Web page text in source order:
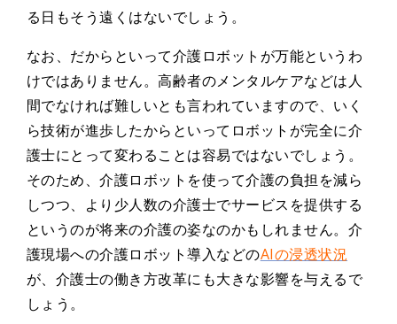
る日もそう遠くはないでしょう。
なお、だからといって介護ロボットが万能というわ
けではありません。高齢者のメンタルケアなどは人
間でなければ難しいとも言われていますので、いく
ら技術が進歩したからといってロボットが完全に介
護士にとって変わることは容易ではないでしょう。
そのため、介護ロボットを使って介護の負担を減ら
しつつ、より少人数の介護士でサービスを提供する
というのが将来の介護の姿なのかもしれません。介
護現場への介護ロボット導入などのAIの浸透状況
が、介護士の働き方改革にも大きな影響を与えるで
しょう。